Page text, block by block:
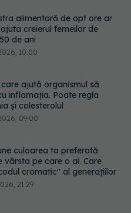
ajută organismul să
inflamația. Poate regla
și colesterolul
culoarea ta preferată
vârsta pe care o ai. Care
cromatic" al generațiilor
de sânge AST (SGOT): ce
rezultatele și când sunt un
de alarmă